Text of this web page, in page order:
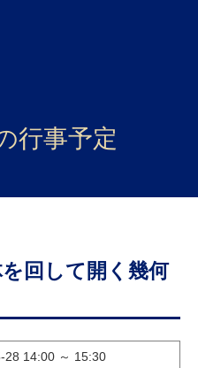
行事予定
回して開く幾何
28 14:00 ～ 15:30